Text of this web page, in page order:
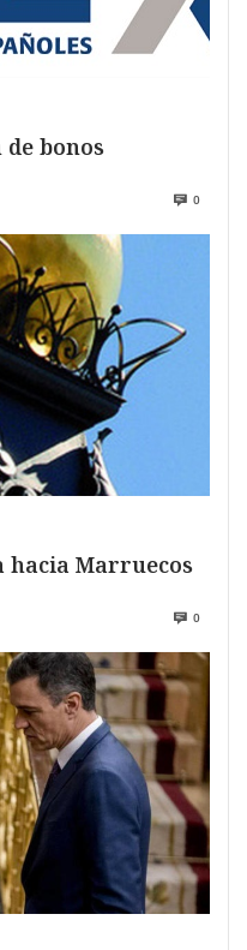
bonos
0
hacia Marruecos
0